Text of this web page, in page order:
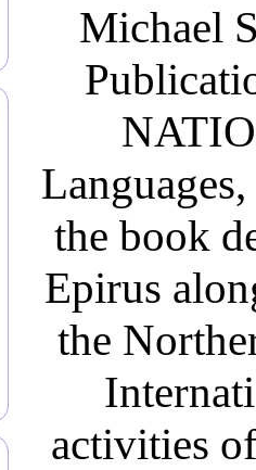
Michael
the book
Epirus
the
activities